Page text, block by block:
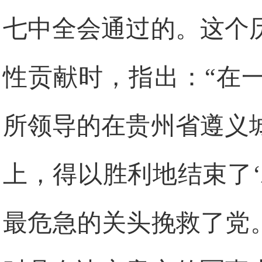
七中全会通过的。这个
性贡献时，指出：“在
所领导的在贵州省遵义
上，得以胜利地结束了
最危急的关头挽救了党